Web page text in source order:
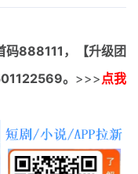
码888111，【升级团
。 >>>点我